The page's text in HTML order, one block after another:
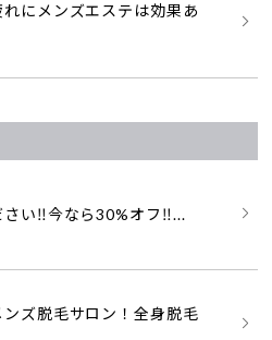
れにメンズエステは効果あ
さい‼️今なら30%オフ‼...
ズ脱毛サロン！全身脱毛